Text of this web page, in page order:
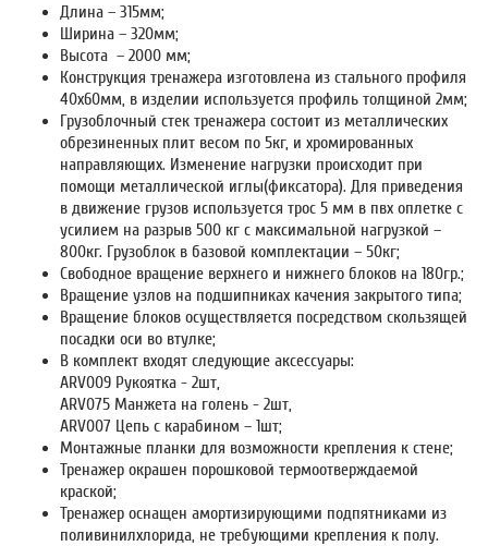
Длина – 315мм;
Ширина – 320мм;
Высота – 2000 мм;
Конструкция тренажера изготовлена из стального профиля
40х60мм, в изделии используется профиль толщиной 2мм;
Грузоблочный стек тренажера состоит из металлических
обрезиненных плит весом по 5кг, и хромированных
направляющих. Изменение нагрузки происходит при
помощи металлической иглы(фиксатора). Для приведения
в движение грузов используется трос 5 мм в пвх оплетке с
усилием на разрыв 500 кг с максимальной нагрузкой –
800кг. Грузоблок в базовой комплектации – 50кг;
Свободное вращение верхнего и нижнего блоков на 180гр.;
Вращение узлов на подшипниках качения закрытого типа;
Вращение блоков осуществляется посредством скользящей
посадки оси во втулке;
В комплект входят следующие аксессуары:
ARV009 Рукоятка - 2шт,
ARV075 Манжета на голень - 2шт,
ARV007 Цепь с карабином – 1шт;
Монтажные планки для возможности крепления к стене;
Тренажер окрашен порошковой термоотверждаемой
краской;
Тренажер оснащен амортизирующими подпятниками из
поливинилхлорида, не требующими крепления к полу.